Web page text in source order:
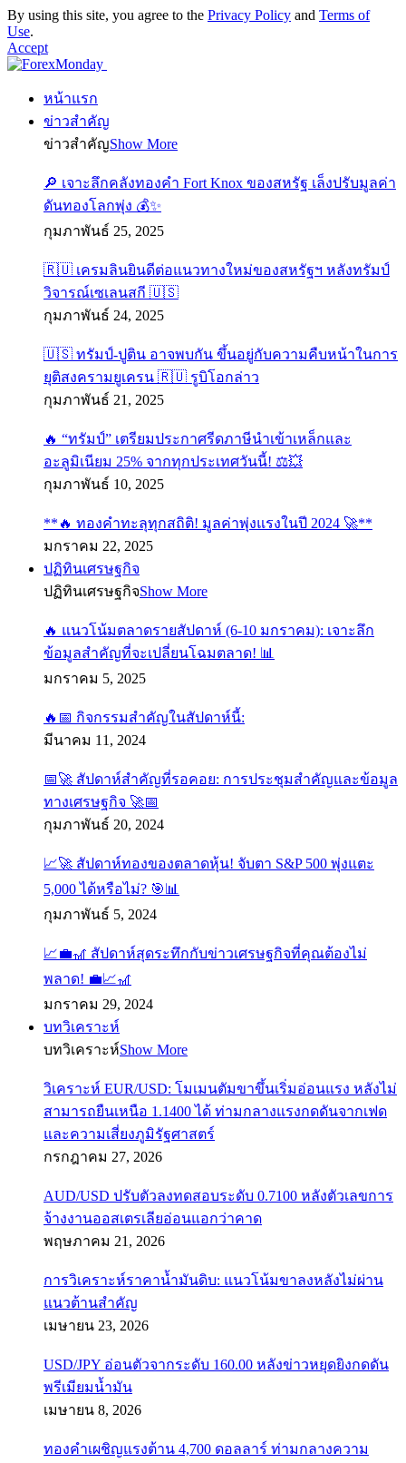
By using this site, you agree to the Privacy Policy and Terms of
Use.
Accept
หน้าแรก
ข่าวสำคัญ
ข่าวสำคัญShow More
🔎 เจาะลึกคลังทองคำ Fort Knox ของสหรัฐ เล็งปรับมูลค่า
ดันทองโลกพุ่ง 💰✨
กุมภาพันธ์ 25, 2025
🇷🇺 เครมลินยินดีต่อแนวทางใหม่ของสหรัฐฯ หลังทรัมป์
วิจารณ์เซเลนสกี 🇺🇸
กุมภาพันธ์ 24, 2025
🇺🇸 ทรัมป์-ปูติน อาจพบกัน ขึ้นอยู่กับความคืบหน้าในการ
ยุติสงครามยูเครน 🇷🇺 รูบิโอกล่าว
กุมภาพันธ์ 21, 2025
🔥 “ทรัมป์” เตรียมประกาศรีดภาษีนำเข้าเหล็กและ
อะลูมิเนียม 25% จากทุกประเทศวันนี้! ⚖️💥
กุมภาพันธ์ 10, 2025
**🔥 ทองคำทะลุทุกสถิติ! มูลค่าพุ่งแรงในปี 2024 🚀**
มกราคม 22, 2025
ปฏิทินเศรษฐกิจ
ปฏิทินเศรษฐกิจShow More
🔥 แนวโน้มตลาดรายสัปดาห์ (6-10 มกราคม): เจาะลึก
ข้อมูลสำคัญที่จะเปลี่ยนโฉมตลาด! 📊
มกราคม 5, 2025
🔥📅 กิจกรรมสำคัญในสัปดาห์นี้:
มีนาคม 11, 2024
📅🚀 สัปดาห์สำคัญที่รอคอย: การประชุมสำคัญและข้อมูล
ทางเศรษฐกิจ 🚀📅
กุมภาพันธ์ 20, 2024
📈🚀 สัปดาห์ทองของตลาดหุ้น! จับตา S&P 500 พุ่งแตะ
5,000 ได้หรือไม่? 🎯📊
กุมภาพันธ์ 5, 2024
📈💼🎢 สัปดาห์สุดระทึกกับข่าวเศรษฐกิจที่คุณต้องไม่
พลาด! 💼📈🎢
มกราคม 29, 2024
บทวิเคราะห์
บทวิเคราะห์Show More
วิเคราะห์ EUR/USD: โมเมนตัมขาขึ้นเริ่มอ่อนแรง หลังไม่
สามารถยืนเหนือ 1.1400 ได้ ท่ามกลางแรงกดดันจากเฟด
และความเสี่ยงภูมิรัฐศาสตร์
กรกฎาคม 27, 2026
AUD/USD ปรับตัวลงทดสอบระดับ 0.7100 หลังตัวเลขการ
จ้างงานออสเตรเลียอ่อนแอกว่าคาด
พฤษภาคม 21, 2026
การวิเคราะห์ราคาน้ำมันดิบ: แนวโน้มขาลงหลังไม่ผ่าน
แนวต้านสำคัญ
เมษายน 23, 2026
USD/JPY อ่อนตัวจากระดับ 160.00 หลังข่าวหยุดยิงกดดัน
พรีเมียมน้ำมัน
เมษายน 8, 2026
ทองคำเผชิญแรงต้าน 4,700 ดอลลาร์ ท่ามกลางความ